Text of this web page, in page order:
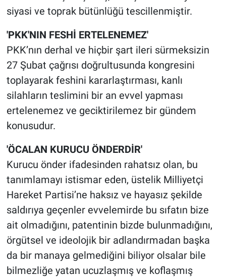
siyasi ve toprak bütünlüğü tescillenmiştir.
'PKK'NIN FESHİ ERTELENEMEZ'
PKK’nın derhal ve hiçbir şart ileri sürmeksizin
27 Şubat çağrısı doğrultusunda kongresini
toplayarak feshini kararlaştırması, kanlı
silahların teslimini bir an evvel yapması
ertelenemez ve geciktirilemez bir gündem
konusudur.
'ÖCALAN KURUCU ÖNDERDİR'
Kurucu önder ifadesinden rahatsız olan, bu
tanımlamayı istismar eden, üstelik Milliyetçi
Hareket Partisi’ne haksız ve hayasız şekilde
saldırıya geçenler evvelemirde bu sıfatın bize
ait olmadığını, patentinin bizde bulunmadığını,
örgütsel ve ideolojik bir adlandırmadan başka
da bir manaya gelmediğini biliyor olsalar bile
bilmezliğe yatan ucuzlaşmış ve koflaşmış